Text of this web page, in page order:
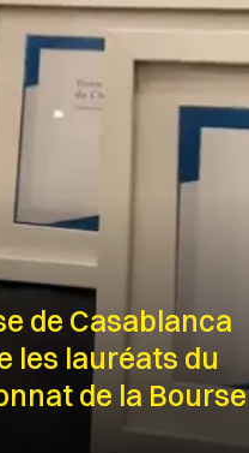
de Casablanca
les lauréats du
de la Bourse